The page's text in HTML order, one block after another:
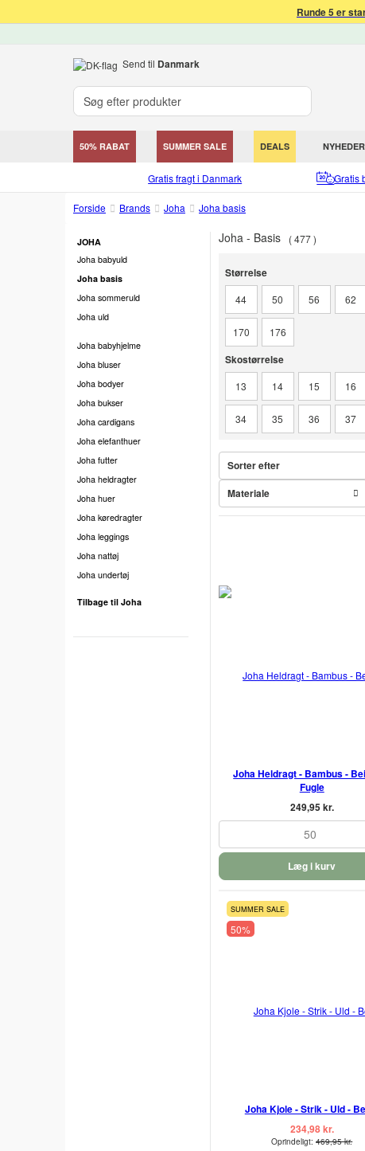
Runde 5 er
Send til Danmark
50% RABAT SUMMER SALE DEALS NYHEDER
Gratis fragt i Danmark Gratis
Forside Brands Joha Joha basis
JOHA
Joha babyuld
Joha basis
Joha sommeruld
Joha uld
Joha babyhjelme
Joha bluser
Joha bodyer
Joha bukser
Joha cardigans
Joha elefanthuer
Joha futter
Joha heldragter
Joha huer
Joha køredragter
Joha leggings
Joha nattøj
Joha undertøj
Tilbage til Joha
Joha - Basis
477
Størrelse
44 50 56 62
170
176
Skostørrelse
13 14 15 16
34 35 36 37
Sorter efter
Materiale
Joha Heldragt - Bambus -
Fugle
249,95 kr.
50
Læg i kurv
SUMMER SALE
50%
Joha Kjole - Strik - Uld -
234,98 kr.
Oprindeligt:469,95 kr.